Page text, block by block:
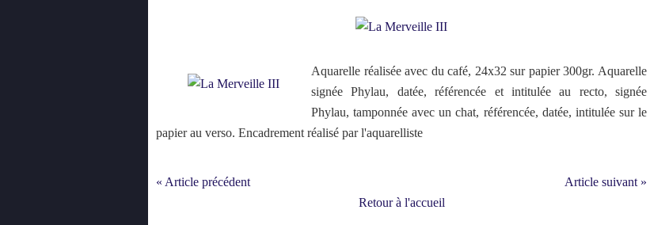
Aquarelle réalisée avec du café, 24x32 sur papier 300gr. Aquarelle
signée Phylau, datée, référencée et intitulée au recto, signée
Phylau, tamponnée avec un chat, référencée, datée, intitulée sur le
papier au verso. Encadrement réalisé par l'aquarelliste
« Article précédent
Article suivant »
Retour à l'accueil